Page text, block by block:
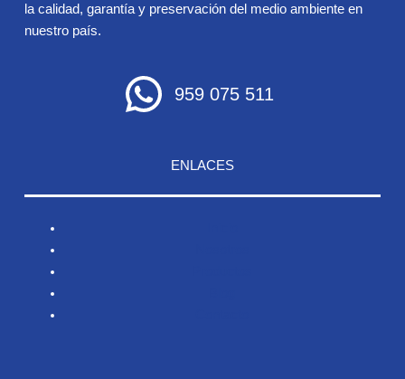
la calidad, garantía y preservación del medio ambiente en
nuestro país.
959 075 511
ENLACES